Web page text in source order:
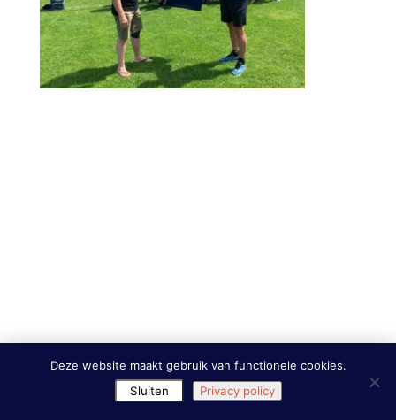
Deze website maakt gebruik van functionele cookies.
Sluiten
Privacy policy